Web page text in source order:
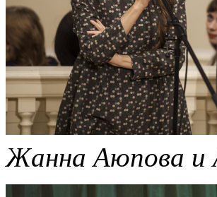
Жанна Аюпова и